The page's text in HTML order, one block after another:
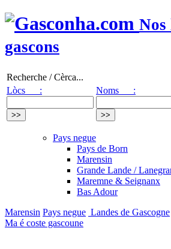
gascons
Recherche / Cèrca...
Lòcs :
Noms :
Pays negue
Pays de Born
Marensin
Grande Lande /
Maremne & Seignanx
Bas Adour
Marensin Pays negue Landes de Gascogne
Ma é coste gascoune